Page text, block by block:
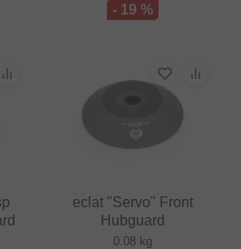
- 19 %
eclat "Servo" Front
Hubguard
0.08 kg